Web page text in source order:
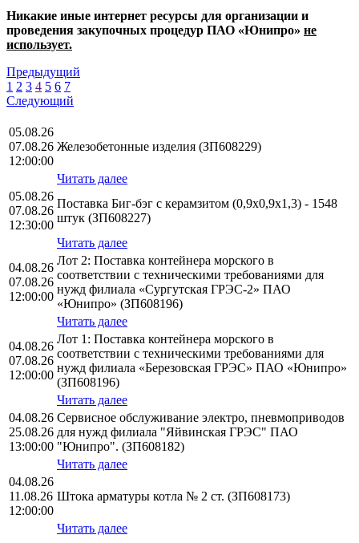
Никакие иные интернет ресурсы для организации и
проведения закупочных процедур ПАО «Юнипро» не
использует.
Предыдущий
1 2 3 4 5 6 7
Следующий
05.08.26
07.08.26
12:00:00
Железобетонные изделия (ЗП608229)
Читать далее
05.08.26
07.08.26
12:30:00
Поставка Биг-бэг с керамзитом (0,9х0,9х1,3) - 1548
штук (ЗП608227)
Читать далее
04.08.26
07.08.26
12:00:00
Лот 2: Поставка контейнера морского в
соответствии с техническими требованиями для
нужд филиала «Сургутская ГРЭС-2» ПАО
«Юнипро» (ЗП608196)
Читать далее
04.08.26
07.08.26
12:00:00
Лот 1: Поставка контейнера морского в
соответствии с техническими требованиями для
нужд филиала «Березовская ГРЭС» ПАО «Юнипро»
(ЗП608196)
Читать далее
04.08.26
25.08.26
13:00:00
Сервисное обслуживание электро, пневмоприводов
для нужд филиала "Яйвинская ГРЭС" ПАО
"Юнипро". (ЗП608182)
Читать далее
04.08.26
11.08.26
12:00:00
Штока арматуры котла № 2 ст. (ЗП608173)
Читать далее